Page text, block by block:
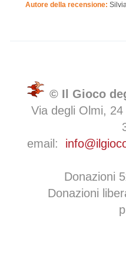
Autore della recensione:
© Il Gioco
Via degli Olmi,
email:
Donazioni
Donazioni